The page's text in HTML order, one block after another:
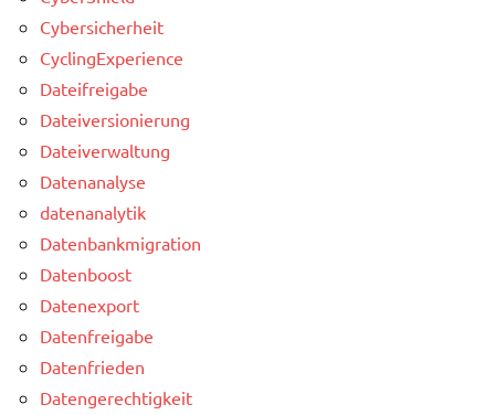
Cybersicherheit
CyclingExperience
Dateifreigabe
Dateiversionierung
Dateiverwaltung
Datenanalyse
datenanalytik
Datenbankmigration
Datenboost
Datenexport
Datenfreigabe
Datenfrieden
Datengerechtigkeit